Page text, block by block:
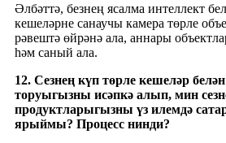
Әлбәттә, безнең ясалма интеллект
кешеләрне санаучы камера төрле
рәвештә өйрәнә ала, аннары
һәм саный ала.
12. Сезнең күп төрле кешеләр
торуыгызны исәпкә алып, мин
продуктларыгызны үз илемдә
ярыймы? Процесс нинди?